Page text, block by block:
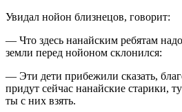
Увидал нойон близнецов, говорит:
— Что здесь нанайским ребятам
земли перед нойоном склонился:
— Эти дети прибежили сказать,
придут сейчас нанайские старики,
ты с них взять.